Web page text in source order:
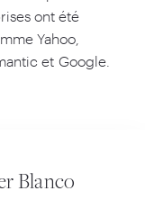
ont été
Yahoo,
et Google.
Blanco